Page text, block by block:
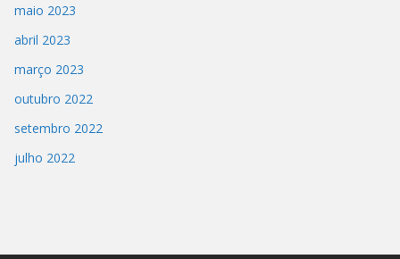
maio 2023
abril 2023
março 2023
outubro 2022
setembro 2022
julho 2022